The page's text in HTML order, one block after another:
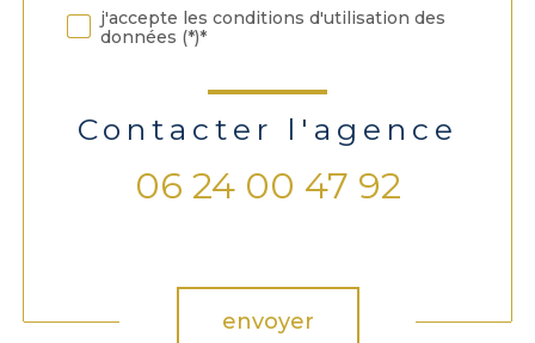
j'accepte les conditions d'utilisation des
données (*)*
Contacter l'agence
06 24 00 47 92
envoyer